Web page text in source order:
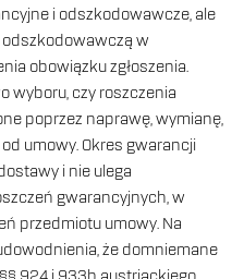
i odszkodowawcze, ale
w
obowiązku zgłoszenia.
wyboru, czy roszczenia
poprzez naprawę, wymianę,
umowy. Okres gwarancji
i nie ulega
gwarancyjnych, w
przedmiotu umowy. Na
że ​​domniemane